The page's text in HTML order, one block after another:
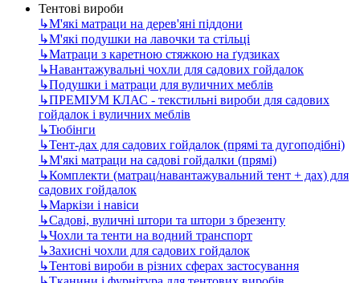
Тентові вироби
↳М'які матраци на дерев'яні піддони
↳М'які подушки на лавочки та стільці
↳Матраци з каретною стяжкою на ґудзиках
↳Навантажувальні чохли для садових гойдалок
↳Подушки і матраци для вуличних меблів
↳ПРЕМІУМ КЛАС - текстильні вироби для садових
гойдалок і вуличних меблів
↳Тюбінги
↳Тент-дах для садових гойдалок (прямі та дугоподібні)
↳М'які матраци на садові гойдалки (прямі)
↳Комплекти (матрац/навантажувальний тент + дах) для
садових гойдалок
↳Маркізи і навіси
↳Садові, вуличні штори та штори з брезенту
↳Чохли та тенти на водний транспорт
↳Захисні чохли для садових гойдалок
↳Тентові вироби в різних сферах застосування